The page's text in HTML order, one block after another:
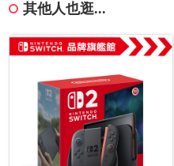
其他人也逛...